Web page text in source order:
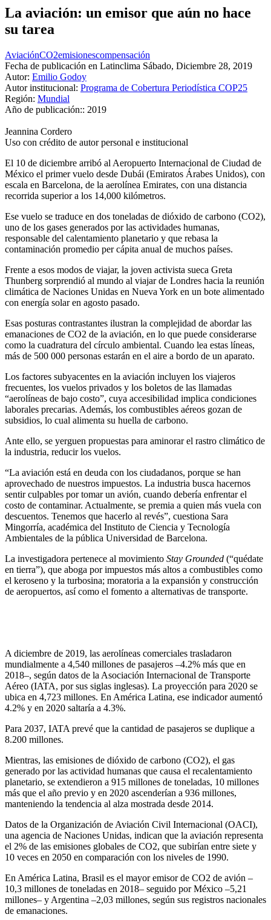
La aviación: un emisor que aún no hace
su tarea
AviaciónCO2emisionescompensación
Fecha de publicación en Latinclima Sábado, Diciembre 28, 2019
Autor: Emilio Godoy
Autor institucional: Programa de Cobertura Periodística COP25
Región: Mundial
Año de publicación:: 2019
Jeannina Cordero
Uso con crédito de autor personal e institucional
El 10 de diciembre arribó al Aeropuerto Internacional de Ciudad de
México el primer vuelo desde Dubái (Emiratos Árabes Unidos), con
escala en Barcelona, de la aerolínea Emirates, con una distancia
recorrida superior a los 14,000 kilómetros.
Ese vuelo se traduce en dos toneladas de dióxido de carbono (CO2),
uno de los gases generados por las actividades humanas,
responsable del calentamiento planetario y que rebasa la
contaminación promedio per cápita anual de muchos países.
Frente a esos modos de viajar, la joven activista sueca Greta
Thunberg sorprendió al mundo al viajar de Londres hacia la reunión
climática de Naciones Unidas en Nueva York en un bote alimentado
con energía solar en agosto pasado.
Esas posturas contrastantes ilustran la complejidad de abordar las
emanaciones de CO2 de la aviación, en lo que puede considerarse
como la cuadratura del círculo ambiental. Cuando lea estas líneas,
más de 500 000 personas estarán en el aire a bordo de un aparato.
Los factores subyacentes en la aviación incluyen los viajeros
frecuentes, los vuelos privados y los boletos de las llamadas
“aerolíneas de bajo costo”, cuya accesibilidad implica condiciones
laborales precarias. Además, los combustibles aéreos gozan de
subsidios, lo cual alimenta su huella de carbono.
Ante ello, se yerguen propuestas para aminorar el rastro climático de
la industria, reducir los vuelos.
“La aviación está en deuda con los ciudadanos, porque se han
aprovechado de nuestros impuestos. La industria busca hacernos
sentir culpables por tomar un avión, cuando debería enfrentar el
costo de contaminar. Actualmente, se premia a quien más vuela con
descuentos. Tenemos que hacerlo al revés”, cuestiona Sara
Mingorría, académica del Instituto de Ciencia y Tecnología
Ambientales de la pública Universidad de Barcelona.
La investigadora pertenece al movimiento Stay Grounded (“quédate
en tierra”), que aboga por impuestos más altos a combustibles como
el keroseno y la turbosina; moratoria a la expansión y construcción
de aeropuertos, así como el fomento a alternativas de transporte.
A diciembre de 2019, las aerolíneas comerciales trasladaron
mundialmente a 4,540 millones de pasajeros –4.2% más que en
2018–, según datos de la Asociación Internacional de Transporte
Aéreo (IATA, por sus siglas inglesas). La proyección para 2020 se
ubica en 4,723 millones. En América Latina, ese indicador aumentó
4.2% y en 2020 saltaría a 4.3%.
Para 2037, IATA prevé que la cantidad de pasajeros se duplique a
8.200 millones.
Mientras, las emisiones de dióxido de carbono (CO2), el gas
generado por las actividad humanas que causa el recalentamiento
planetario, se extendieron a 915 millones de toneladas, 10 millones
más que el año previo y en 2020 ascenderían a 936 millones,
manteniendo la tendencia al alza mostrada desde 2014.
Datos de la Organización de Aviación Civil Internacional (OACI),
una agencia de Naciones Unidas, indican que la aviación representa
el 2% de las emisiones globales de CO2, que subirían entre siete y
10 veces en 2050 en comparación con los niveles de 1990.
En América Latina, Brasil es el mayor emisor de CO2 de avión –
10,3 millones de toneladas en 2018– seguido por México –5,21
millones– y Argentina –2,03 millones, según sus registros nacionales
de emanaciones.